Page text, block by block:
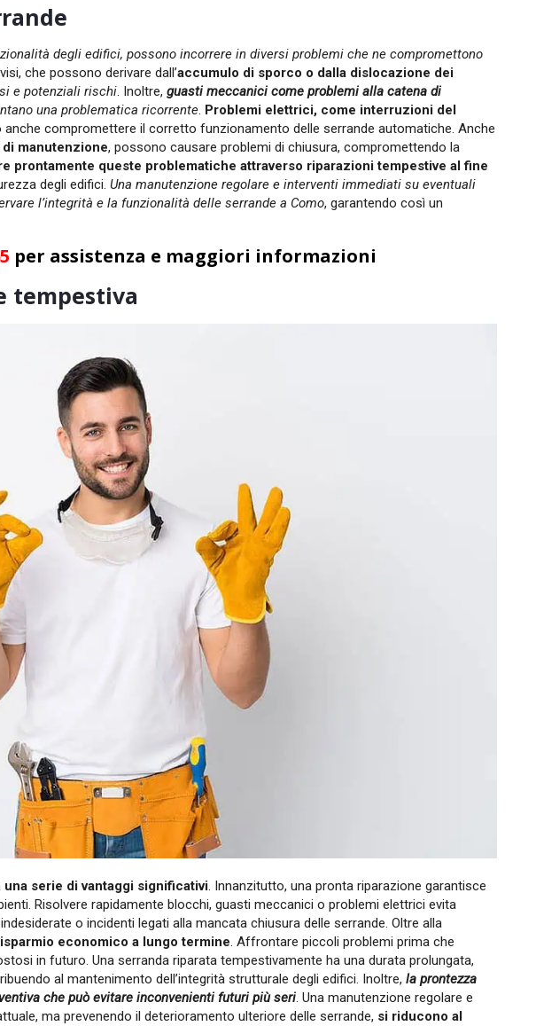
degli edifici, possono incorrere in diversi problemi che ne compromettono
che possono derivare dall’accumulo di sporco o dalla dislocazione dei
e potenziali rischi. Inoltre,guasti meccanici come problemi alla catena di
una problematica ricorrente. Problemi elettrici, come interruzioni del
anche compromettere il corretto funzionamento delle serrande automatiche. Anche
di manutenzione, possono causare problemi di chiusura, compromettendo la
prontamente queste problematiche attraverso riparazioni tempestive al fine
degli edifici.Una manutenzione regolare e interventi immediati su eventuali
l’integrità e la funzionalità delle serrande a Como, garantendo così un
per assistenza e maggiori informazioni
tempestiva
serie di vantaggi significativi. Innanzitutto, una pronta riparazionegarantisce
. Risolvere rapidamente blocchi, guasti meccanici o problemi elettrici evita
o incidenti legati alla mancata chiusura delle serrande. Oltre alla
economico a lungo termine. Affrontare piccoli problemi prima che
in futuro. Una serranda riparata tempestivamente ha una durata prolungata,
al mantenimento dell’integrità strutturale degli edifici. Inoltre,la prontezza
che può evitare inconvenienti futuri più seri. Una manutenzione regolare e
ma prevenendo il deterioramento ulteriore delle serrande, si riducono al